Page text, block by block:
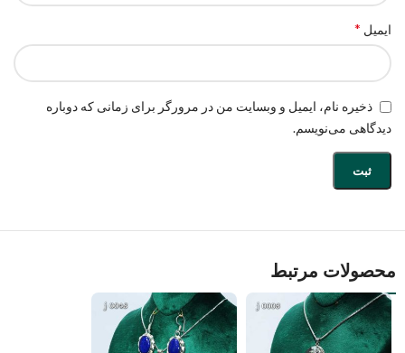
ایمیل *
ذخیره نام، ایمیل و وبسایت من در مرورگر برای زمانی که دوباره
دیدگاهی می‌نویسم.
محصولات مرتبط